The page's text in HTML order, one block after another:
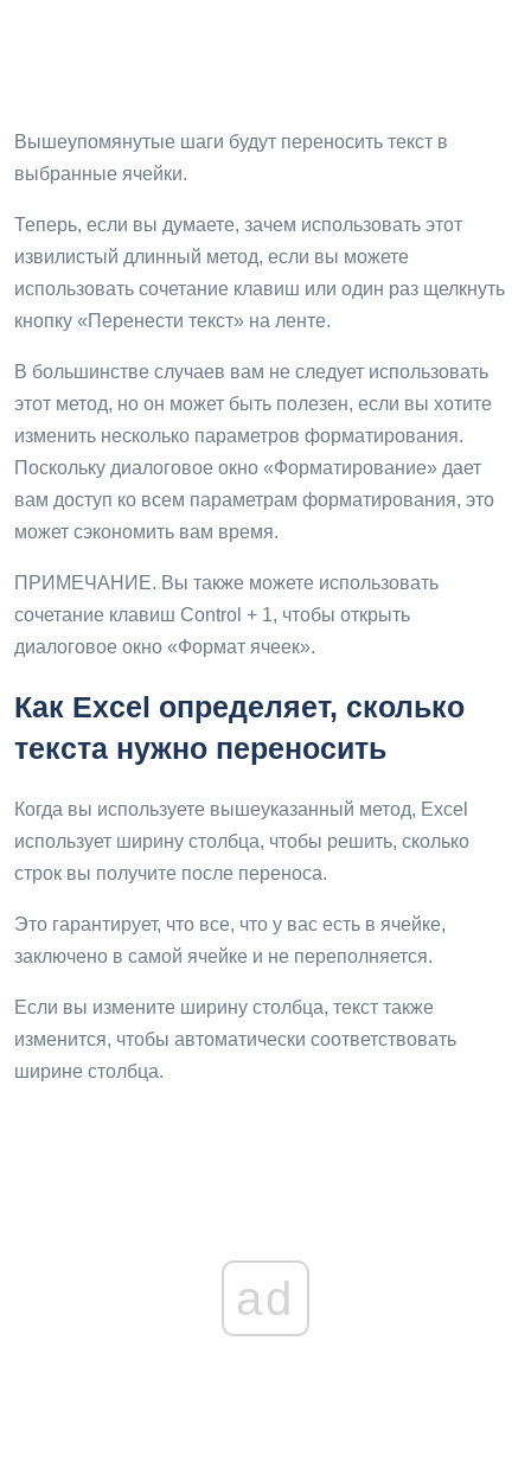
Вышеупомянутые шаги будут переносить текст в
выбранные ячейки.
Теперь, если вы думаете, зачем использовать этот
извилистый длинный метод, если вы можете
использовать сочетание клавиш или один раз щелкнуть
кнопку «Перенести текст» на ленте.
В большинстве случаев вам не следует использовать
этот метод, но он может быть полезен, если вы хотите
изменить несколько параметров форматирования.
Поскольку диалоговое окно «Форматирование» дает
вам доступ ко всем параметрам форматирования, это
может сэкономить вам время.
ПРИМЕЧАНИЕ. Вы также можете использовать
сочетание клавиш Control + 1, чтобы открыть
диалоговое окно «Формат ячеек».
Как Excel определяет, сколько
текста нужно переносить
Когда вы используете вышеуказанный метод, Excel
использует ширину столбца, чтобы решить, сколько
строк вы получите после переноса.
Это гарантирует, что все, что у вас есть в ячейке,
заключено в самой ячейке и не переполняется.
Если вы измените ширину столбца, текст также
изменится, чтобы автоматически соответствовать
ширине столбца.
ad